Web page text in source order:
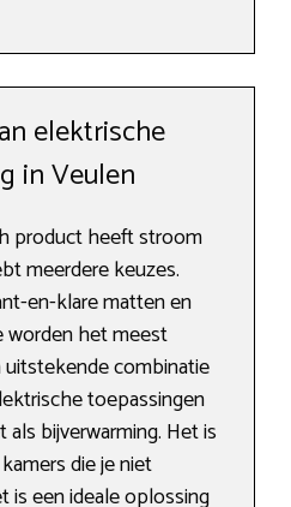
elektrische
in Veulen
product heeft stroom
meerdere keuzes.
en-klare matten en
worden het meest
combinatie
toepassingen
bijverwarming. Het is
die je niet
is een ideale oplossing